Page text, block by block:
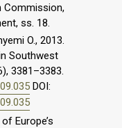
Commission,
ss. 18.
O., 2013.
Southwest
3381–3383.
DOI:
Europe’s